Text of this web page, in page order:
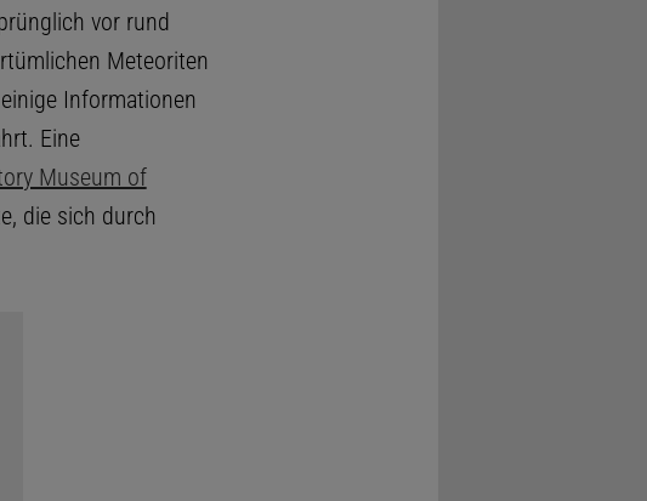
vor rund
Meteoriten
Informationen
Eine
Museum of
die sich durch